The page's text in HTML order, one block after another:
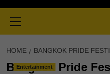
Menu
HOME BANGKOK PRIDE
Bangkok Pride
Entertainment